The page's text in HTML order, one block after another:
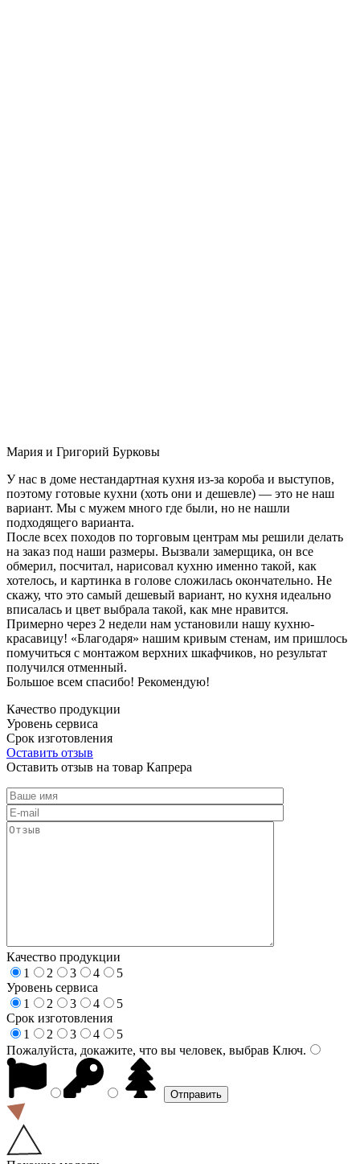
Мария и Григорий Бурковы
У нас в доме нестандартная кухня из-за короба и выступов,
поэтому готовые кухни (хоть они и дешевле) — это не наш
вариант. Мы с мужем много где были, но не нашли
подходящего варианта.
После всех походов по торговым центрам мы решили делать
на заказ под наши размеры. Вызвали замерщика, он все
обмерил, посчитал, нарисовал кухню именно такой, как
хотелось, и картинка в голове сложилась окончательно. Не
скажу, что это самый дешевый вариант, но кухня идеально
вписалась и цвет выбрала такой, как мне нравится.
Примерно через 2 недели нам установили нашу кухню-
красавицу! «Благодаря» нашим кривым стенам, им пришлось
помучиться с монтажом верхних шкафчиков, но результат
получился отменный.
Большое всем спасибо! Рекомендую!
Качество продукции
Уровень сервиса
Срок изготовления
Оставить отзыв
Оставить отзыв на товар Капрера
Качество продукции
1
2 3 4
5
Уровень сервиса
1
2 3 4
5
Срок изготовления
1
2 3 4
5
Пожалуйста, докажите, что вы человек, выбрав Ключ.